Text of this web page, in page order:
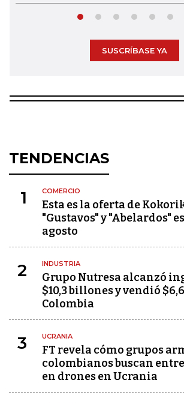
SUSCRÍBASE YA
TENDENCIAS
1 COMERCIO
Esta es la oferta de
"Gustavos" y "Abelardos"
agosto
2 INDUSTRIA
Grupo Nutresa alcanzó
$10,3 billones y vendió
Colombia
3 UCRANIA
FT revela cómo grupos
colombianos buscan
en drones en Ucrania